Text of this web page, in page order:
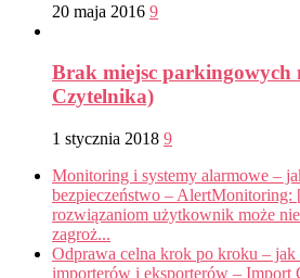
20 maja 2016 9
Brak miejsc parkingowych
Czytelnika)
1 stycznia 2018 9
Monitoring i systemy alarmowe –
bezpieczeństwo –
rozwiązaniom użytkownik może
zagroż...
Odprawa celna krok po kroku – jak
importerów i eksporterów –